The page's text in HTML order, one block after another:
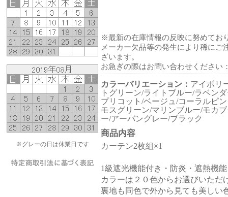
※最新の在庫情報の反映に努めてお
メーカー欠品等の発生により稀に
ざいます。
お急ぎの際はお問い合わせください
カラーバリエーション： アイボリ
トグリーン/ライトブルー/ラベン
プリコット/ベージュ/コーラルピ
モスグリーン/マリンブルー/モカ
ー/アーバングレー/ブラック
商品内容
カーテン2枚組×1
1級遮光機能付き・防炎・遮熱機
カラーは２０色からお選びいただ
裏地も同色で外から見ても美しい
※グレーの日は休業日です